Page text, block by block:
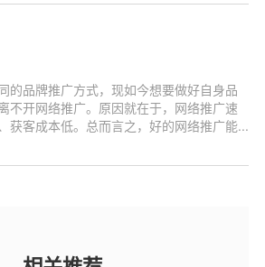
的品牌推广方式，现如今想要做好自身品
不开网络推广。原因就在于，网络推广速
获客成本低。总而言之，好的网络推广能...